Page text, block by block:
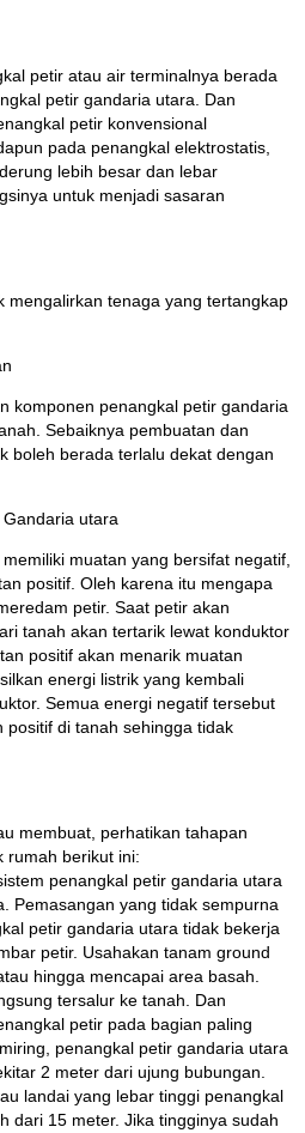
petir atau air terminalnya berada
petir gandaria utara. Dan
petir konvensional
pada penangkal elektrostatis,
lebih besar dan lebar
untuk menjadi sasaran
mengalirkan tenaga yang tertangkap
komponen penangkal petir gandaria
Sebaiknya pembuatan dan
boleh berada terlalu dekat dengan
utara
muatan yang bersifat negatif,
positif. Oleh karena itu mengapa
petir. Saat petir akan
tanah akan tertarik lewat konduktor
positif akan menarik muatan
energi listrik yang kembali
Semua energi negatif tersebut
di tanah sehingga tidak
membuat, perhatikan tahapan
rumah berikut ini:
penangkal petir gandaria utara
Pemasangan yang tidak sempurna
petir gandaria utara tidak bekerja
petir. Usahakan tanam ground
hingga mencapai area basah.
tersalur ke tanah. Dan
petir pada bagian paling
penangkal petir gandaria utara
2 meter dari ujung bubungan.
landai yang lebar tinggi penangkal
dari 15 meter. Jika tingginya sudah